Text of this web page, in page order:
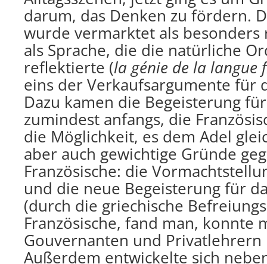
darum, das Denken zu fördern.
wurde vermarktet als besonders
als Sprache, die die natürliche
reflektierte (la génie de la langue
eins der Verkaufsargumente für
Dazu kamen die Begeisterung
zumindest anfangs, die
die Möglichkeit, es dem Adel
aber auch gewichtige Gründe
Französische: die
und die neue Begeisterung für
(durch die griechische
Französische, fand man, konnte
Gouvernanten und Privatlehrern
Außerdem entwickelte sich